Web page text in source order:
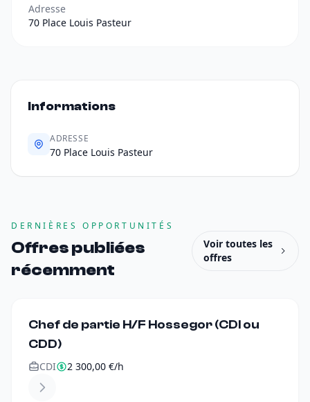
Adresse
70 Place Louis Pasteur
Informations
ADRESSE
70 Place Louis Pasteur
DERNIÈRES OPPORTUNITÉS
Offres publiées
récemment
Voir toutes les
offres
Chef de partie H/F Hossegor (CDI ou
CDD)
CDI 2 300,00 €/h